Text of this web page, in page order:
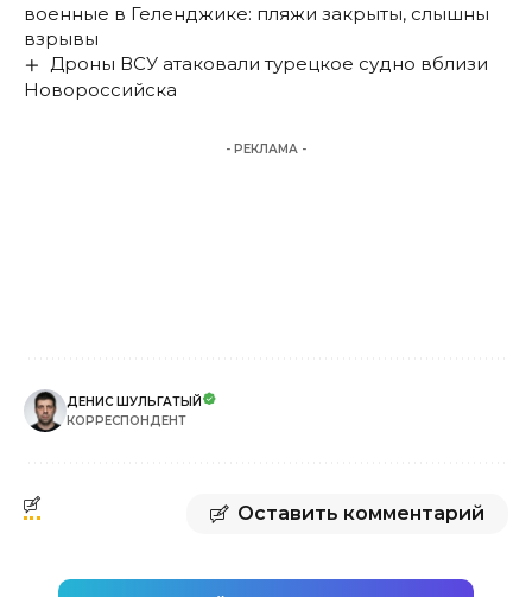
военные в Геленджике: пляжи закрыты, слышны
взрывы
Дроны ВСУ атаковали турецкое судно вблизи
Новороссийска
- РЕКЛАМА -
ДЕНИС ШУЛЬГАТЫЙ
КОРРЕСПОНДЕНТ
Оставить комментарий